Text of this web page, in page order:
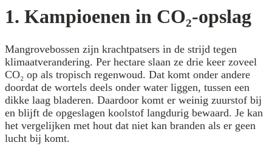
1. Kampioenen in CO₂-opslag
Mangrovebossen zijn krachtpatsers in de strijd tegen
klimaatverandering. Per hectare slaan ze drie keer zoveel
CO₂ op als tropisch regenwoud. Dat komt onder andere
doordat de wortels deels onder water liggen, tussen een
dikke laag bladeren. Daardoor komt er weinig zuurstof bij
en blijft de opgeslagen koolstof langdurig bewaard. Je kan
het vergelijken met hout dat niet kan branden als er geen
lucht bij komt.